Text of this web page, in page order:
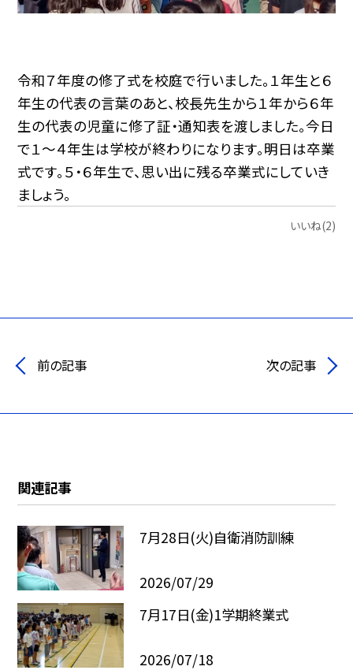
令和７年度の修了式を校庭で行いました。１年生と６
年生の代表の言葉のあと、校長先生から１年から６年
生の代表の児童に修了証・通知表を渡しました。今日
で１～４年生は学校が終わりになります。明日は卒業
式です。５・６年生で、思い出に残る卒業式にしていき
ましょう。
いいね(2)
前の記事 次の記事
関連記事
7月28日(火)自衛消防訓練
2026/07/29
7月17日(金)1学期終業式
2026/07/18